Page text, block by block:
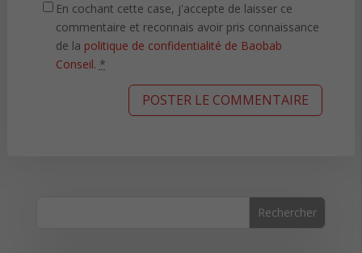
En cochant cette case, j'accepte de laisser ce
commentaire et reconnais avoir pris connaissance
de la politique de confidentialité de Baobab
Conseil. *